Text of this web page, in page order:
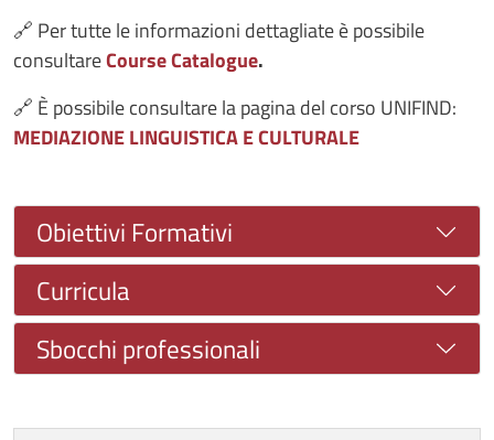
🔗 Per tutte le informazioni dettagliate è possibile
consultareCourse Catalogue.
🔗 È possibile consultare la pagina del corso UNIFIND:
MEDIAZIONE LINGUISTICA E CULTURALE
Obiettivi Formativi
Curricula
Sbocchi professionali